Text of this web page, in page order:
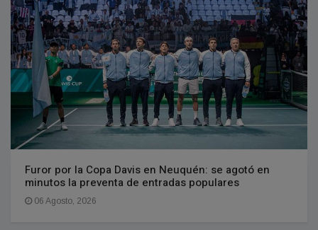
Furor por la Copa Davis en Neuquén: se agotó en
minutos la preventa de entradas populares
06 Agosto, 2026